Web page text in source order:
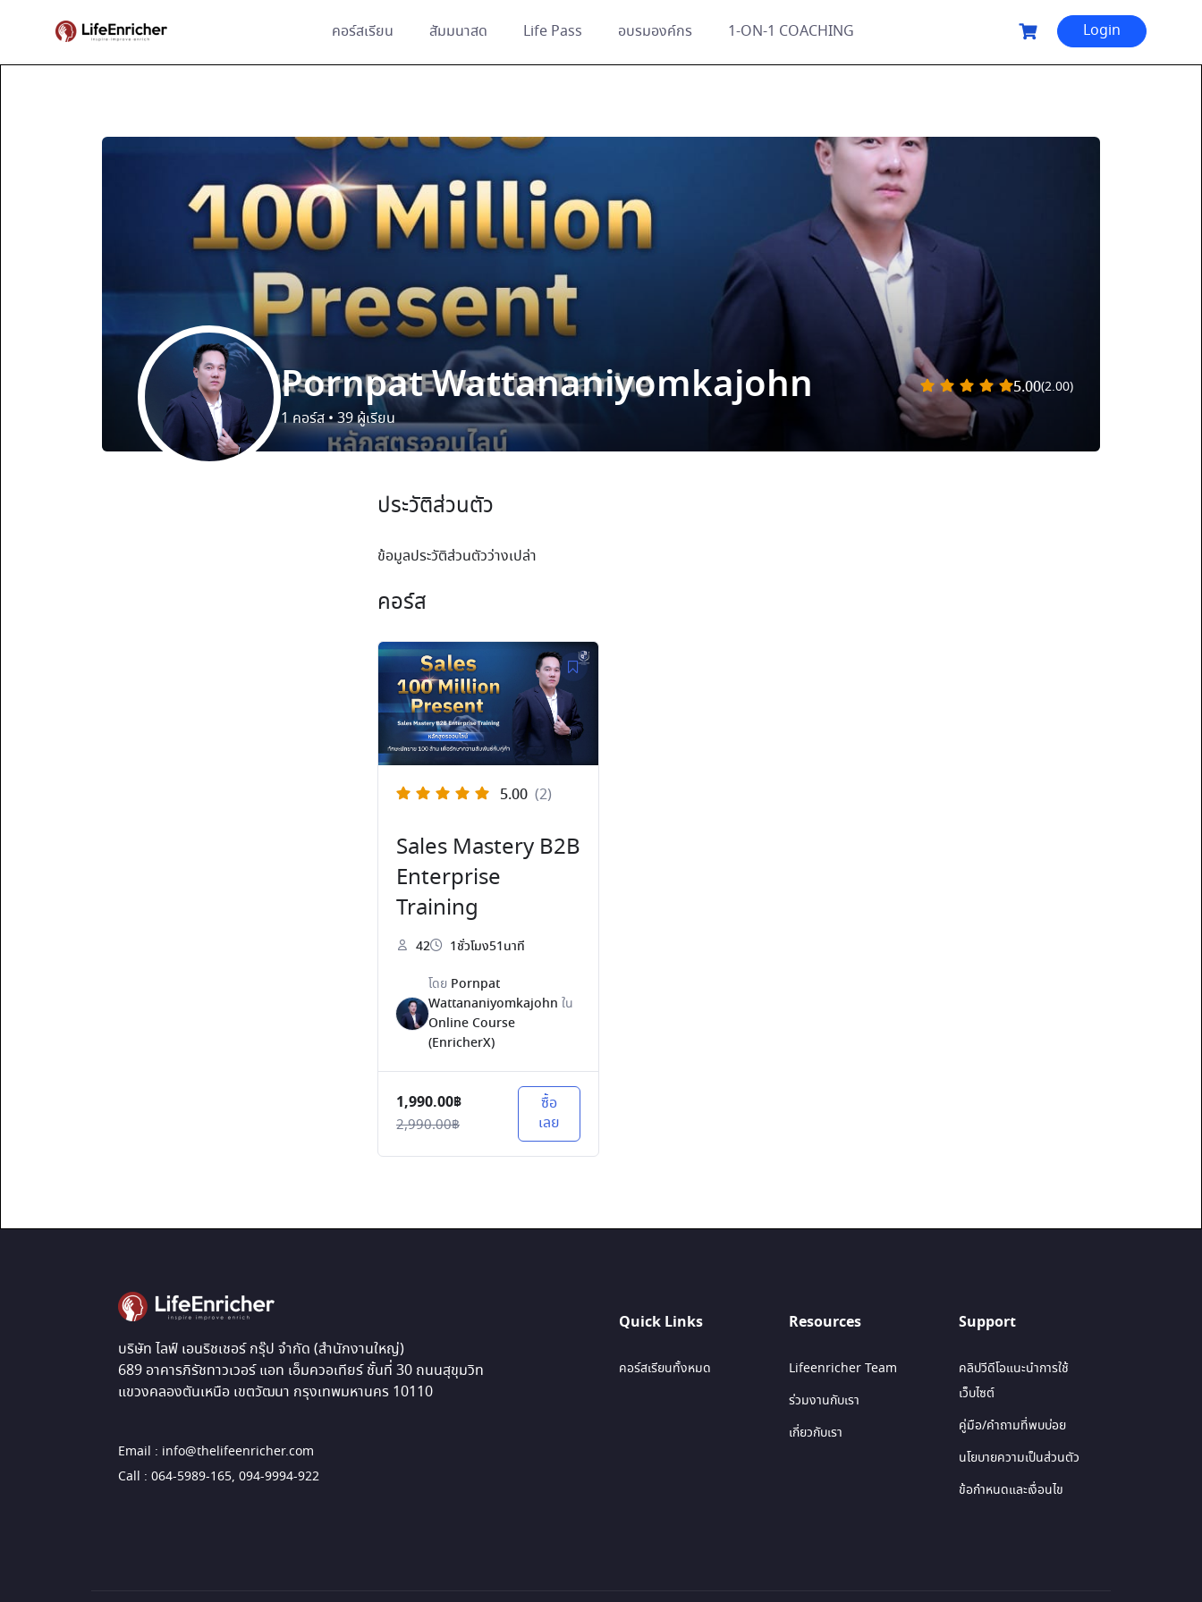
คอร์สเรียน สัมมนาสด Life Pass อบรมองค์กร 1-ON-1 COACHING Login
Pornpat Wattananiyomkajohn
1คอร์ส•39ผู้เรียน
5.00(2.00)
ประวัติส่วนตัว
ข้อมูลประวัติส่วนตัวว่างเปล่า
คอร์ส
5.00 (2)
Sales Mastery B2B
Enterprise
Training
42 1ชั่วโมง51นาที
โดย Pornpat
Wattananiyomkajohn ใน
Online Course
(EnricherX)
1,990.00฿
2,990.00฿
ซื้อ
เลย
บริษัท ไลฟ์ เอนริชเชอร์ กรุ๊ป จำกัด (สำนักงานใหญ่)
689 อาคารภิรัชทาวเวอร์ แอท เอ็มควอเทียร์ ชั้นที่ 30 ถนนสุขุมวิท
แขวงคลองตันเหนือ เขตวัฒนา กรุงเทพมหานคร 10110
Email : info@thelifeenricher.com
Call : 064-5989-165, 094-9994-922
Quick Links
คอร์สเรียนทั้งหมด
Resources
Lifeenricher Team
ร่วมงานกับเรา
เกี่ยวกับเรา
Support
คลิปวีดีโอแนะนำการใช้
เว็บไซต์
คู่มือ/คำถามที่พบบ่อย
นโยบายความเป็นส่วนตัว
ข้อกำหนดและเงื่อนไข